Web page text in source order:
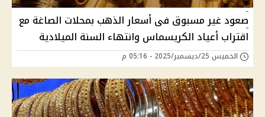
صعود غير مسبوق فى أسعار الذهب بمحلات الصاغة مع
اقتراب أعياد الكريسماس وانتهاء السنة الميلادية
الخميس 25/ديسمبر/2025 - 05:16 م